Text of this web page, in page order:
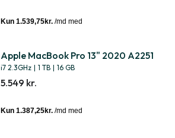
Apple MacBook Pro 13" 2020 A2251
i7 2.3GHz | 1 TB | 16 GB
5.549 kr.